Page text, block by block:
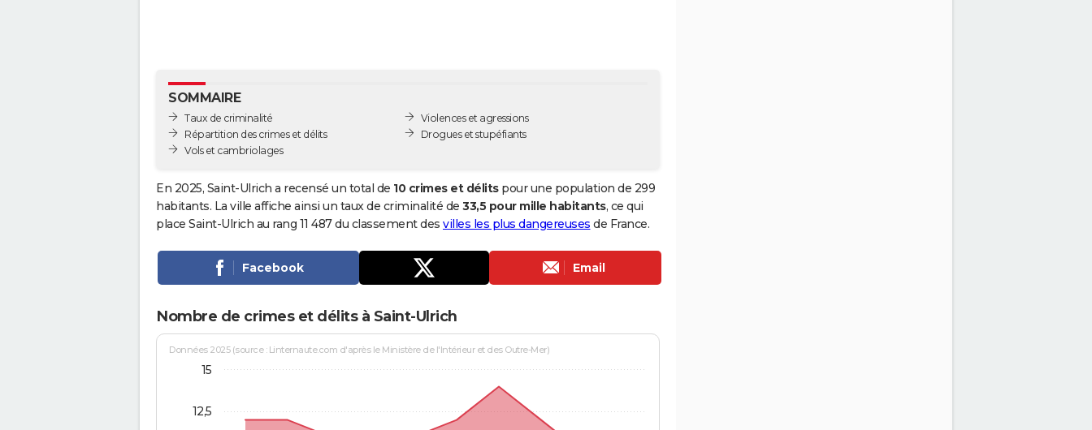
SOMMAIRE
Taux de criminalité
Répartition des crimes et délits
Vols et cambriolages
Violences et agressions
Drogues et stupéfiants
En 2025, Saint-Ulrich a recensé un total de 10 crimes et délitspour une population de 299
habitants. La ville affiche ainsi un taux de criminalité de 33,5 pour mille habitants, ce qui
place Saint-Ulrich au rang 11 487 du classement des villes les plus dangereuses de France.
Facebook Email
Nombre de crimes et délits à Saint-Ulrich
Données 2025 (source : Linternaute.com d'après le Ministère de l'Intérieur et des Outre-Mer)
12,5
15